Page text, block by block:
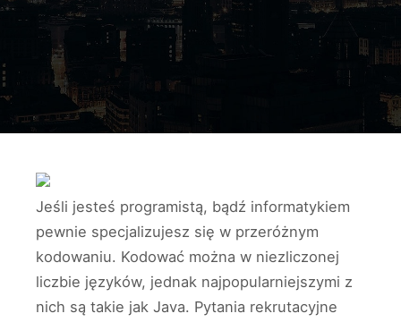
Jeśli jesteś programistą, bądź informatykiem
pewnie specjalizujesz się w przeróżnym
kodowaniu. Kodować można w niezliczonej
liczbie języków, jednak najpopularniejszymi z
nich są takie jak Java. Pytania rekrutacyjne